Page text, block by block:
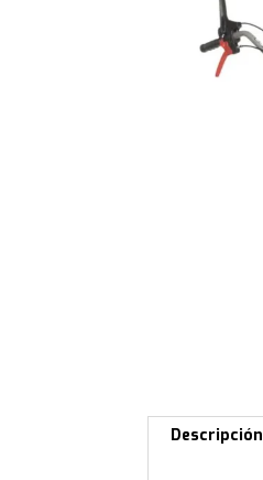
Descripción